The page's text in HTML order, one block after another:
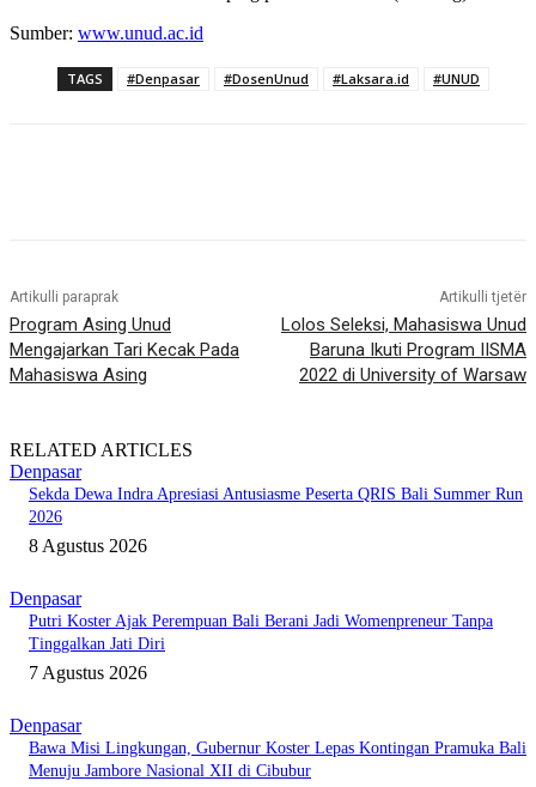
Sumber: www.unud.ac.id
TAGS #Denpasar #DosenUnud #Laksara.id #UNUD
Artikulli paraprak
Program Asing Unud
Mengajarkan Tari Kecak Pada
Mahasiswa Asing
Artikulli tjetër
Lolos Seleksi, Mahasiswa Unud
Baruna Ikuti Program IISMA
2022 di University of Warsaw
RELATED ARTICLES
Denpasar
Sekda Dewa Indra Apresiasi Antusiasme Peserta QRIS Bali Summer Run
2026
8 Agustus 2026
Denpasar
Putri Koster Ajak Perempuan Bali Berani Jadi Womenpreneur Tanpa
Tinggalkan Jati Diri
7 Agustus 2026
Denpasar
Bawa Misi Lingkungan, Gubernur Koster Lepas Kontingan Pramuka Bali
Menuju Jambore Nasional XII di Cibubur